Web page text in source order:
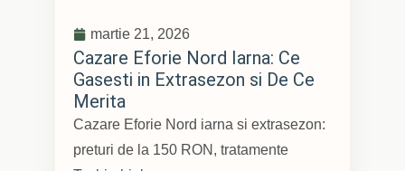
martie 21, 2026
Cazare Eforie Nord Iarna: Ce
Gasesti in Extrasezon si De Ce
Merita
Cazare Eforie Nord iarna si extrasezon:
preturi de la 150 RON, tratamente